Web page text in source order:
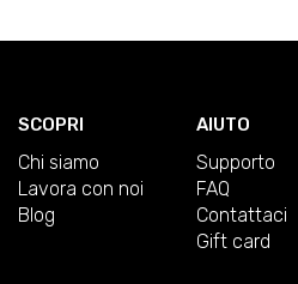
SCOPRI
Chi siamo
Lavora con noi
Blog
AIUTO
Supporto
FAQ
Contattaci
Gift card